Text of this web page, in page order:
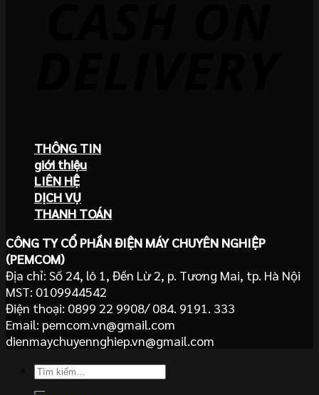
THÔNG TIN
giới thiệu
LIÊN HỆ
DỊCH VỤ
THANH TOÁN
CÔNG TY CỔ PHẦN ĐIỆN MÁY CHUYÊN NGHIỆP
(PEMCOM)
Địa chỉ: Số 24, lô 1, Đền Lừ 2, p. Tương Mai, tp. Hà Nội
MST: 0109944542
Điện thoại: 0899 22 9908/ 084. 9191. 333
Email: pemcom.vn@gmail.com
dienmaychuyennghiep.vn@gmail.com
Tìm